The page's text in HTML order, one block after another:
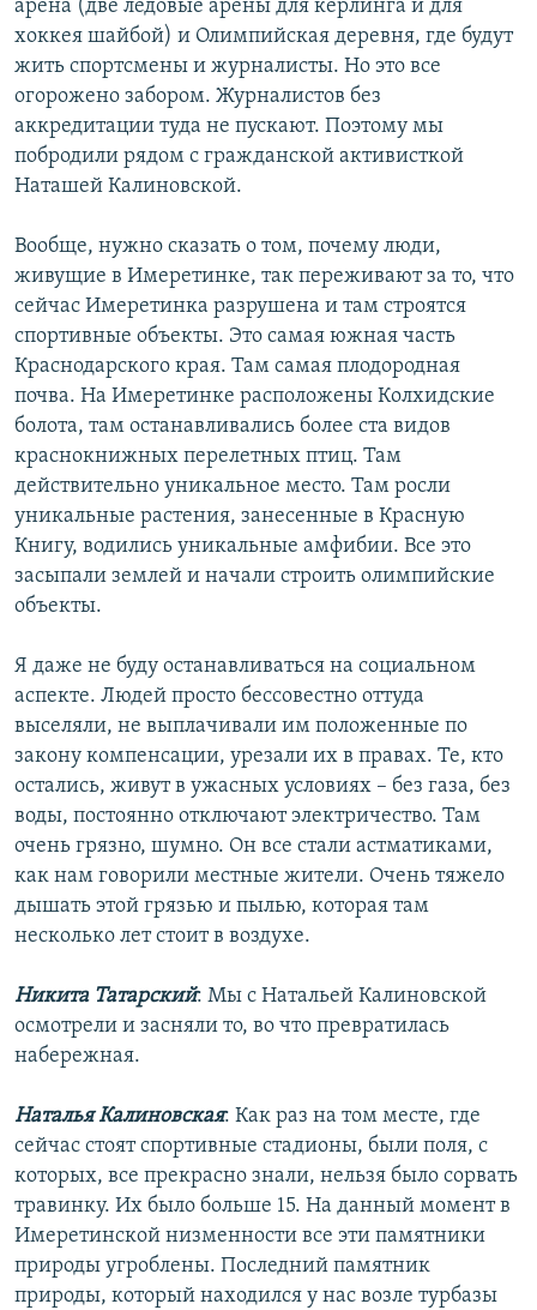
арена (две ледовые арены для кёрлинга и для
хоккея шайбой) и Олимпийская деревня, где будут
жить спортсмены и журналисты. Но это все
огорожено забором. Журналистов без
аккредитации туда не пускают. Поэтому мы
побродили рядом с гражданской активисткой
Наташей Калиновской.
Вообще, нужно сказать о том, почему люди,
живущие в Имеретинке, так переживают за то, что
сейчас Имеретинка разрушена и там строятся
спортивные объекты. Это самая южная часть
Краснодарского края. Там самая плодородная
почва. На Имеретинке расположены Колхидские
болота, там останавливались более ста видов
краснокнижных перелетных птиц. Там
действительно уникальное место. Там росли
уникальные растения, занесенные в Красную
Книгу, водились уникальные амфибии. Все это
засыпали землей и начали строить олимпийские
объекты.
Я даже не буду останавливаться на социальном
аспекте. Людей просто бессовестно оттуда
выселяли, не выплачивали им положенные по
закону компенсации, урезали их в правах. Те, кто
остались, живут в ужасных условиях – без газа, без
воды, постоянно отключают электричество. Там
очень грязно, шумно. Он все стали астматиками,
как нам говорили местные жители. Очень тяжело
дышать этой грязью и пылью, которая там
несколько лет стоит в воздухе.
Никита Татарский: Мы с Натальей Калиновской
осмотрели и засняли то, во что превратилась
набережная.
Наталья Калиновская: Как раз на том месте, где
сейчас стоят спортивные стадионы, были поля, с
которых, все прекрасно знали, нельзя было сорвать
травинку. Их было больше 15. На данный момент в
Имеретинской низменности все эти памятники
природы угроблены. Последний памятник
природы, который находился у нас возле турбазы